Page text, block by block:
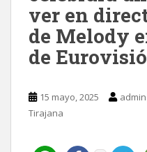
ver en
de Melody
de
15 mayo, 2025 admin
Tirajana